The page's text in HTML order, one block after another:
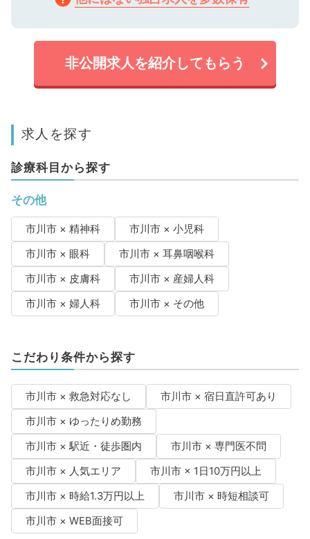
非公開求人を紹介してもらう
求人を探す
診療科目から探す
その他
市川市 × 精神科
市川市 × 小児科
市川市 × 眼科
市川市 × 耳鼻咽喉科
市川市 × 皮膚科
市川市 × 産婦人科
市川市 × 婦人科
市川市 × その他
こだわり条件から探す
市川市 × 救急対応なし
市川市 × 宿日直許可あり
市川市 × ゆったりめ勤務
市川市 × 駅近・徒歩圏内
市川市 × 専門医不問
市川市 × 人気エリア
市川市 × 1日10万円以上
市川市 × 時給1.3万円以上
市川市 × 時短相談可
市川市 × WEB面接可